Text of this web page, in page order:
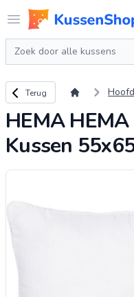
Open menu
Logo
Zoeken
Terug naar overzicht
Terug
HEMA
Kussen